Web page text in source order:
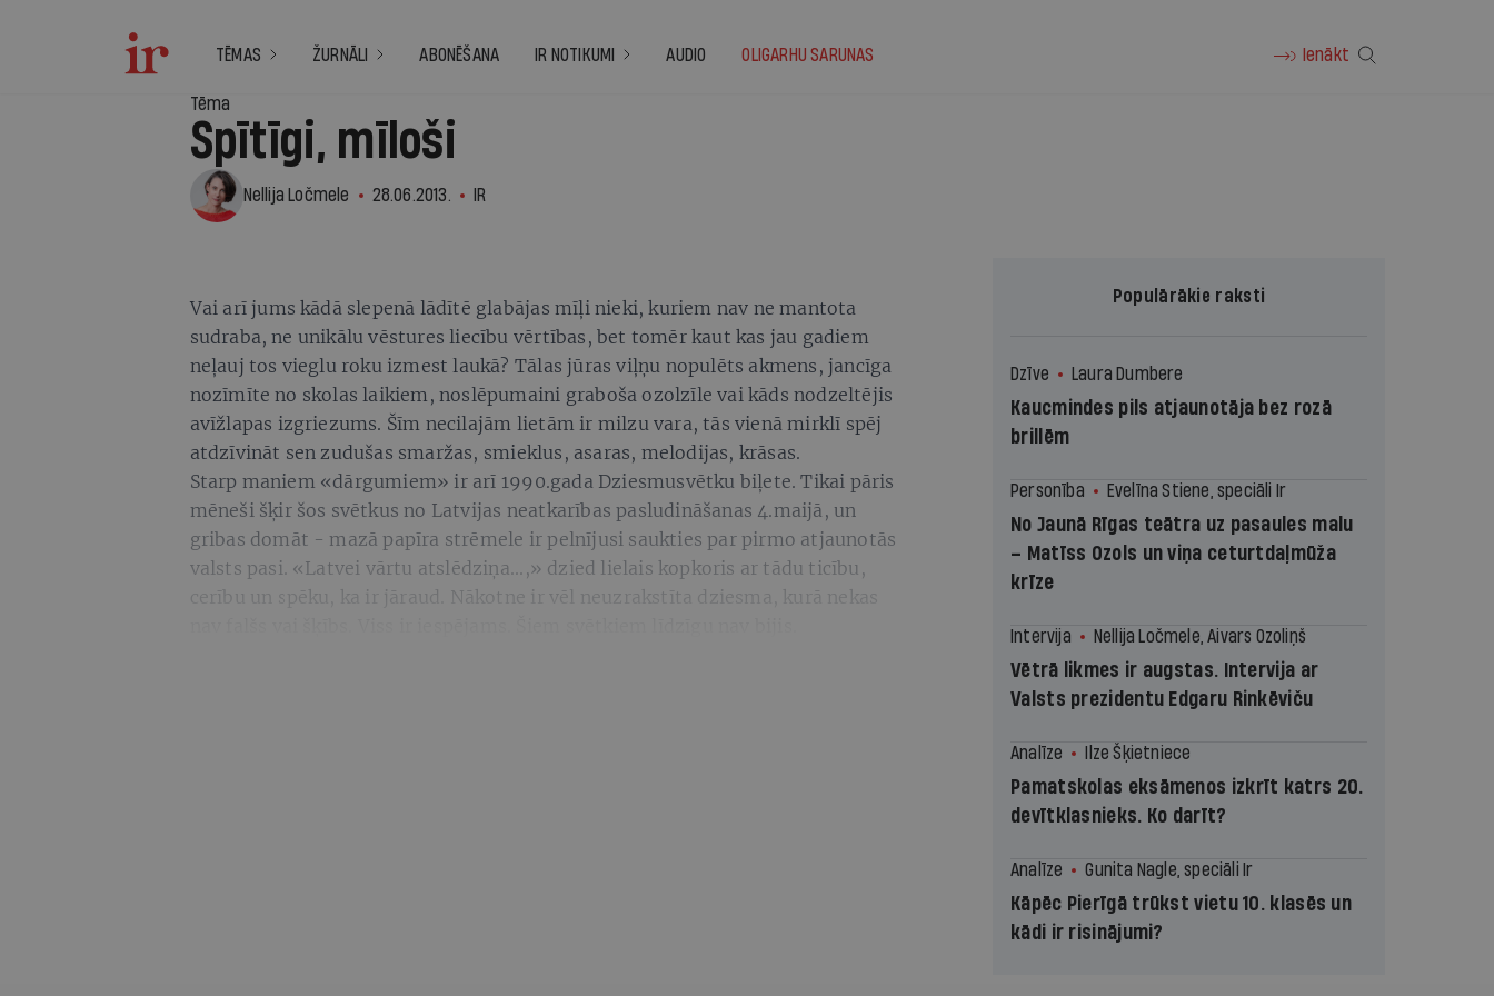
TĒMAS ŽURNĀLI ABONĒŠANA IR NOTIKUMI AUDIO OLIGARHU SARUNAS Ienākt
Tēma
Spītīgi, mīloši
Nellija Ločmele 28.06.2013. IR
Vai arī jums kādā slepenā lādītē glabājas mīļi nieki, kuriem nav ne mantota
sudraba, ne unikālu vēstures liecību vērtības, bet tomēr kaut kas jau gadiem
neļauj tos vieglu roku izmest laukā? Tālas jūras viļņu nopulēts akmens, jancīga
nozīmīte no skolas laikiem, noslēpumaini graboša ozolzīle vai kāds nodzeltējis
avīžlapas izgriezums. Šīm necilajām lietām ir milzu vara, tās vienā mirklī spēj
atdzīvināt sen zudušas smaržas, smieklus, asaras, melodijas, krāsas.
Starp maniem «dārgumiem» ir arī 1990.gada Dziesmusvētku biļete. Tikai pāris
mēneši šķir šos svētkus no Latvijas neatkarības pasludināšanas 4.maijā, un
gribas domāt - mazā papīra strēmele ir pelnījusi saukties par pirmo atjaunotās
valsts pasi. «Latvei vārtu atslēdziņa...,» dzied lielais kopkoris ar tādu ticību,
cerību un spēku, ka ir jāraud. Nākotne ir vēl neuzrakstīta dziesma, kurā nekas
Populārākie raksti
Dzīve Laura Dumbere
Kaucmindes pils atjaunotāja bez rozā
brillēm
Personība Evelīna Stiene, speciāli Ir
No Jaunā Rīgas teātra uz pasaules malu
– Matīss Ozols un viņa ceturtdaļmūža
krīze
Intervija Nellija Ločmele, Aivars Ozoliņš
Vētrā likmes ir augstas. Intervija ar
Valsts prezidentu Edgaru Rinkēviču
Analīze Ilze Šķietniece
Pamatskolas eksāmenos izkrīt katrs 20.
devītklasnieks. Ko darīt?
Analīze Gunita Nagle, speciāli Ir
Kāpēc Pierīgā trūkst vietu 10. klasēs un
kādi ir risinājumi?